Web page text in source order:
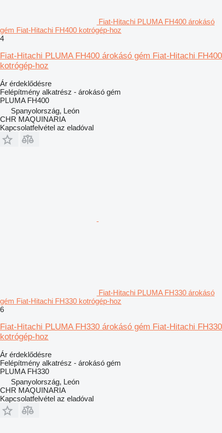
Fiat-Hitachi PLUMA FH400 árokásó
gém Fiat-Hitachi FH400 kotrógép-hoz
4
Fiat-Hitachi PLUMA FH400 árokásó gém Fiat-Hitachi FH400
kotrógép-hoz
Ár érdeklődésre
Felépítmény alkatrész - árokásó gém
PLUMA FH400
Spanyolország, León
CHR MAQUINARIA
Kapcsolatfelvétel az eladóval
Fiat-Hitachi PLUMA FH330 árokásó
gém Fiat-Hitachi FH330 kotrógép-hoz
6
Fiat-Hitachi PLUMA FH330 árokásó gém Fiat-Hitachi FH330
kotrógép-hoz
Ár érdeklődésre
Felépítmény alkatrész - árokásó gém
PLUMA FH330
Spanyolország, León
CHR MAQUINARIA
Kapcsolatfelvétel az eladóval